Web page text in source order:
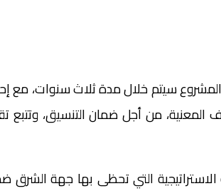
سيتم خلال مدة ثلاث سنوات، مع
من أجل ضمان التنسيق، وتتبع
الاستراتيجية التي تحظى بها جهة